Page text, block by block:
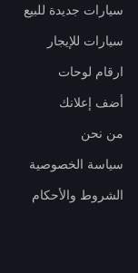
سيارات جديدة للبيع
سيارات للإيجار
ارقام لوحات
أضف إعلانك
من نحن
سياسة الخصوصية
الشروط والأحكام